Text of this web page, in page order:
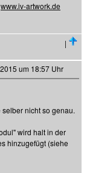
www.iv-artwork.de
|
um 18:57 Uhr
nicht so genau.
wird halt in der
hinzugefügt (siehe